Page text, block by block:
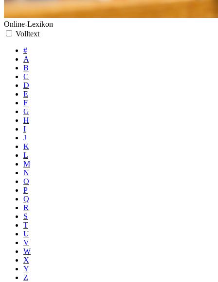
Online-Lexikon
Volltext
#
A
B
C
D
E
F
G
H
I
J
K
L
M
N
O
P
Q
R
S
T
U
V
W
X
Y
Z